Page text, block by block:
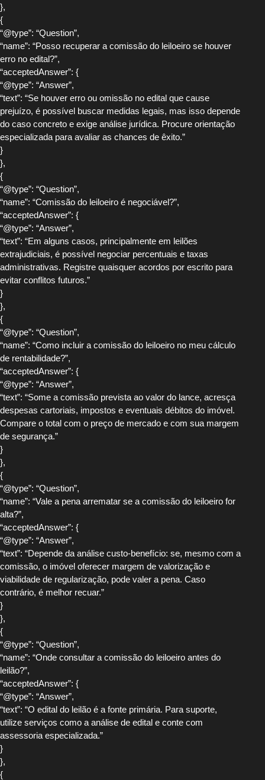
},
{
“@type”: “Question”,
“name”: “Posso recuperar a comissão do leiloeiro se houver
erro no edital?”,
“acceptedAnswer”: {
“@type”: “Answer”,
“text”: “Se houver erro ou omissão no edital que cause
prejuízo, é possível buscar medidas legais, mas isso depende
do caso concreto e exige análise jurídica. Procure orientação
especializada para avaliar as chances de êxito.”
}
},
{
“@type”: “Question”,
“name”: “Comissão do leiloeiro é negociável?”,
“acceptedAnswer”: {
“@type”: “Answer”,
“text”: “Em alguns casos, principalmente em leilões
extrajudiciais, é possível negociar percentuais e taxas
administrativas. Registre quaisquer acordos por escrito para
evitar conflitos futuros.”
}
},
{
“@type”: “Question”,
“name”: “Como incluir a comissão do leiloeiro no meu cálculo
de rentabilidade?”,
“acceptedAnswer”: {
“@type”: “Answer”,
“text”: “Some a comissão prevista ao valor do lance, acresça
despesas cartoriais, impostos e eventuais débitos do imóvel.
Compare o total com o preço de mercado e com sua margem
de segurança.”
}
},
{
“@type”: “Question”,
“name”: “Vale a pena arrematar se a comissão do leiloeiro for
alta?”,
“acceptedAnswer”: {
“@type”: “Answer”,
“text”: “Depende da análise custo-benefício: se, mesmo com a
comissão, o imóvel oferecer margem de valorização e
viabilidade de regularização, pode valer a pena. Caso
contrário, é melhor recuar.”
}
},
{
“@type”: “Question”,
“name”: “Onde consultar a comissão do leiloeiro antes do
leilão?”,
“acceptedAnswer”: {
“@type”: “Answer”,
“text”: “O edital do leilão é a fonte primária. Para suporte,
utilize serviços como a análise de edital e conte com
assessoria especializada.”
}
},
{